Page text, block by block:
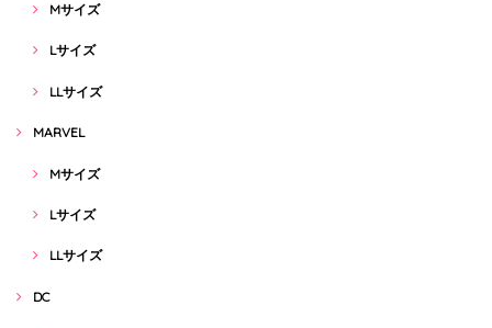
Mサイズ
Lサイズ
LLサイズ
MARVEL
Mサイズ
Lサイズ
LLサイズ
DC